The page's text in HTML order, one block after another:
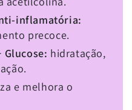
precoce.
Glucose: hidratação,
e melhora o